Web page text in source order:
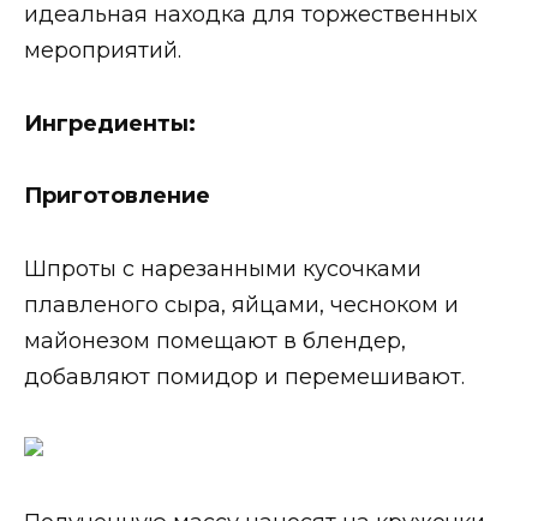
идеальная находка для торжественных
мероприятий.
Ингредиенты:
Приготовление
Шпроты с нарезанными кусочками
плавленого сыра, яйцами, чесноком и
майонезом помещают в блендер,
добавляют помидор и перемешивают.